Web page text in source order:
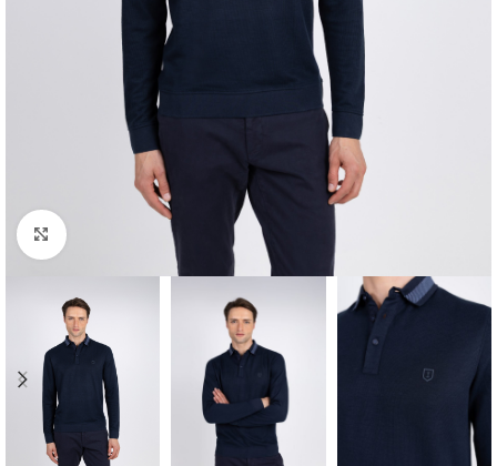
Clique para ampliar